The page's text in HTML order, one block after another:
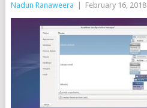
Nadun Ranaweera February 16, 2018